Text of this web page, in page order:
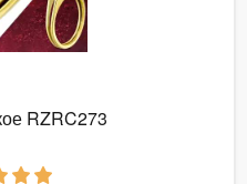
RZRC273